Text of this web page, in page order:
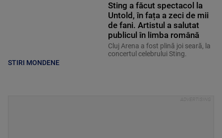
STIRI MONDENE
Sting a făcut spectacol la
Untold, în fața a zeci de mii
de fani. Artistul a salutat
publicul în limba română
Cluj Arena a fost plină joi seară, la
concertul celebrului Sting.